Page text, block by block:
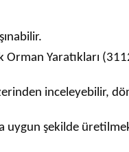
Yaratıkları
inceleyebilir,
uygun şekilde